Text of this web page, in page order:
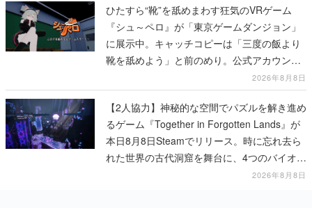
ひたすら“靴”を舐めまわす狂気のVRゲーム
『シュ～ペロ』が「東京ゲームダンジョン」
に展示中。キャッチコピーは「三度の飯より
靴を舐めよう」と前のめり。公式アカウント
も開設され、2026年リリースに向けて開発中
2026年8月8日
【2人協力】神秘的な空間でパズルを解き進め
るゲーム『Together in Forgotten Lands』が
本日8月8日Steamでリリース。時に忘れ去ら
れた世界の古代洞窟を舞台に、4つのバイオー
2026年8月8日